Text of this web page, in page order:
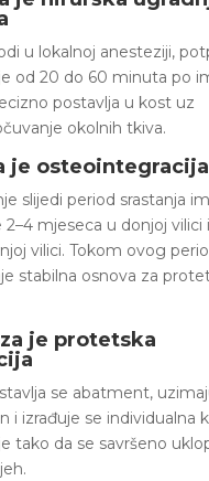
u lokalnoj anesteziji,
od 20 do 60 minuta po
postavlja u kost uz
okolnih tkiva.
je osteointegracija
slijedi period srastanja
2–4 mjeseca u donjoj vilici
vilici. Tokom ovog
stabilna osnova za
je protetska
se abatment,
i izrađuje se individualna
tako da se savršeno